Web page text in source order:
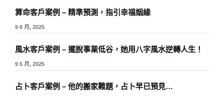
算命客戶案例 – 精準預測，指引幸福姻緣
9 6 月, 2025
風水客戶案例 – 擺脫事業低谷，她用八字風水逆轉人生！
9 5 月, 2025
占卜客戶案例 – 他的搬家難題，占卜早已預見…